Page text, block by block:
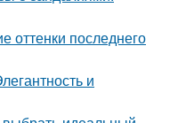
оттенки последнего
и